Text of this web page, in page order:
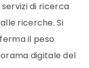
servizi di ricerca
ricerche. Si
il peso
digitale del